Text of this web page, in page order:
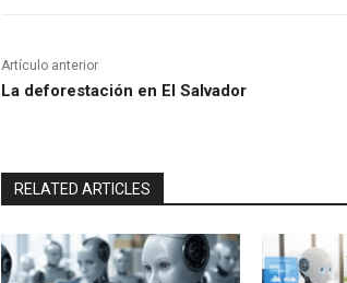
Artículo anterior
La deforestación en El Salvador
RELATED ARTICLES